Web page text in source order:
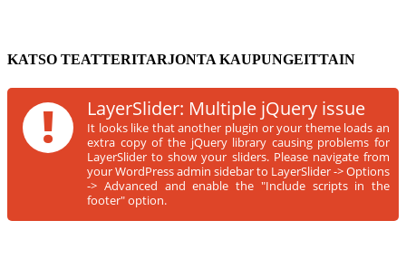
KATSO TEATTERITARJONTA KAUPUNGEITTAIN
! LayerSlider: Multiple jQuery issue
It looks like that another plugin or your theme loads an
extra copy of the jQuery library causing problems for
LayerSlider to show your sliders. Please navigate from
your WordPress admin sidebar to LayerSlider -> Options
-> Advanced and enable the "Include scripts in the
footer" option.